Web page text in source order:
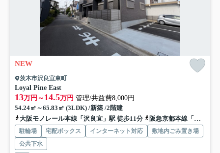
NEW
茨木市沢良宜東町
Loyal Pine East
13万円～ 14.5万円 管理/共益費8,000円
54.24㎡～65.83㎡ (3LDK) /新築 /2階建
大阪モノレール本線「沢良宜」駅 徒歩11分
阪急京都本線「南茨木」駅 徒歩14分
駐輪場 宅配ボックス インターネット対応
敷地内ごみ置き場
公共下水